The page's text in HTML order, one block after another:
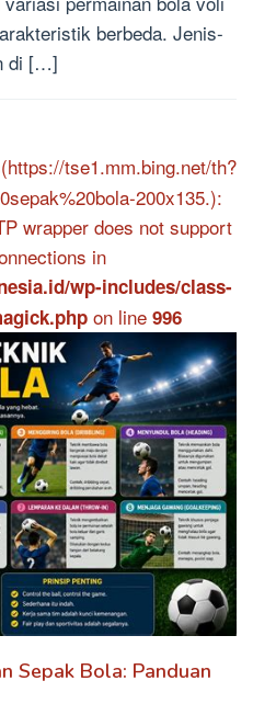
berbeda. Jenis-
di […]
tse1.mm.bing.net/th?
200x135.):
wrapper does not support
in
wp-includes/class-
on line 996
Sepak Bola: Panduan